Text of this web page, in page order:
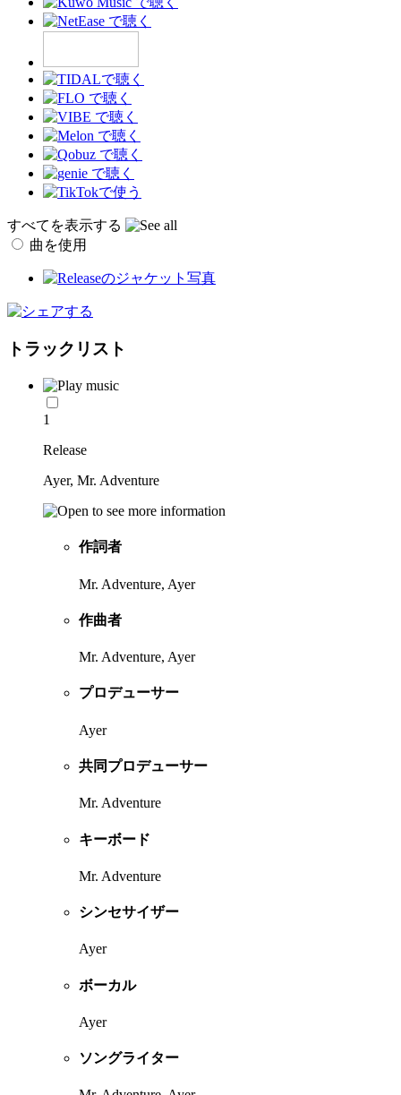
すべてを表示する
曲を使用
トラックリスト
1
Release
Ayer, Mr. Adventure
作詞者
Mr. Adventure, Ayer
作曲者
Mr. Adventure, Ayer
プロデューサー
Ayer
共同プロデューサー
Mr. Adventure
キーボード
Mr. Adventure
シンセサイザー
Ayer
ボーカル
Ayer
ソングライター